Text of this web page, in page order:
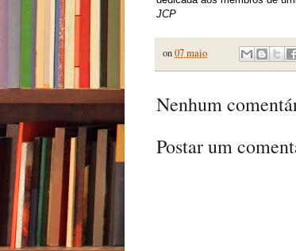
JCP
on07 maio
Nenhum
Postar um